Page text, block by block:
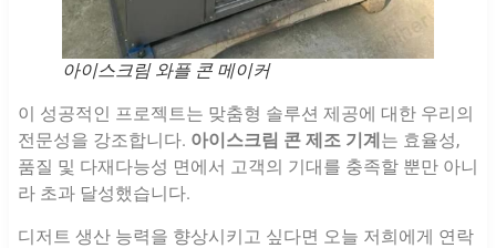
아이스크림 와플 콘 메이커
이 성공적인 프로젝트는 맞춤형 솔루션 제공에 대한 우리의
전문성을 강조합니다. 아이스크림 콘 제조 기계 는 효율성,
품질 및 다재다능성 면에서 고객의 기대를 충족할 뿐만 아니
라 초과 달성했습니다.
디저트 생산 능력을 향상시키고 싶다면 오늘 저희에게 연락